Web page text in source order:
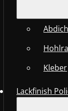
Kleber
Lackfinish